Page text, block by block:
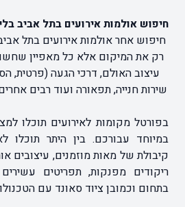
חיפוש אולמות אירועים בתל אביב
חיפוש אחר אולמות אירועים בתל
רק את המיקום אלא כל מאפיין
עיצוב האולם, דרכי הגעה (פרטית,
שירות חנייה, תפאורה ועוד רבים
בפורטל מקומות לאירועים תוכלו
במיוחד עבורכם. בין היתר תוכלו
קיבולת של מאות מוזמנים, עיצובים
ריקודים מפנקות, תפריטים
בתחום וכמובן ציוד סאונד עם